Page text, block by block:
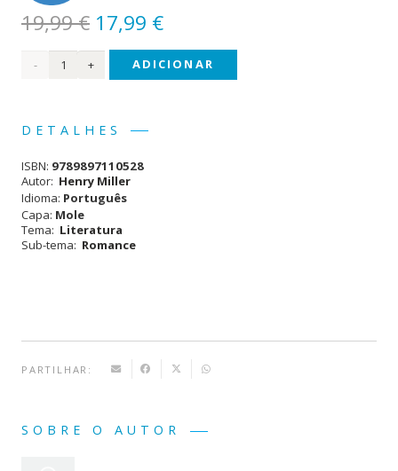
19,99€ O
preço
original
19,99 €.
17,99 €O
preço
atual
Quantidade
ADICIONAR
DETALHES
ISBN: 9789897110528
Autor: Henry Miller
Idioma: Português
Capa: Mole
Tema: Literatura
Sub-tema: Romance
PARTILHAR:
SOBRE O AUTOR